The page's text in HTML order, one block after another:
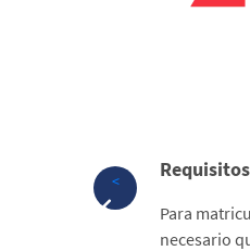
Para
necesario
<